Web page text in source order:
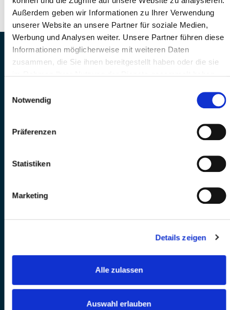
Außerdem geben wir Informationen zu Ihrer Verwendung
unserer Website an unsere Partner für soziale Medien,
Werbung und Analysen weiter. Unsere Partner führen diese
Informationen möglicherweise mit weiteren Daten
zusammen, die Sie ihnen bereitgestellt haben oder die sie
Notwendig
Präferenzen
Statistiken
Marketing
Details zeigen
Alle zulassen
Auswahl erlauben
MS Sports AG • Sonnenrain 3b • CH-6221
MS Sports folgen